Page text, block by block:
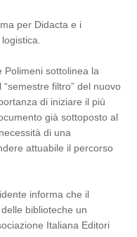
per Didacta e i
Polimeni sottolinea la
filtro” del nuovo
di iniziare il più
già sottoposto al
di una
attuabile il percorso
informa che il
biblioteche un
Italiana Editori